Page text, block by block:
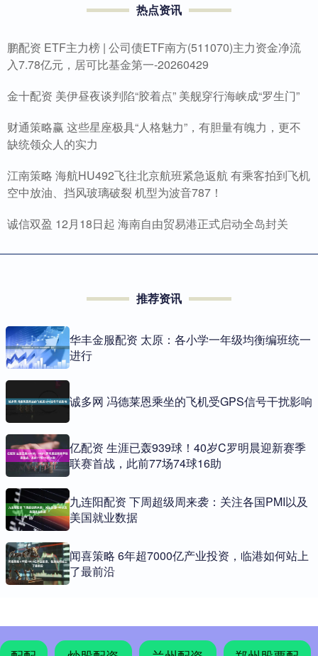
热点资讯
鹏配资 ETF主力榜 | 公司债ETF南方(511070)主力资金净流
入7.78亿元，居可比基金第一-20260429
金十配资 美伊昼夜谈判陷“胶着点” 美舰穿行海峡成“罗生门”
财通策略赢 这些星座极具“人格魅力”，有胆量有魄力，更不
缺统领众人的实力
江南策略 海航HU492飞往北京航班紧急返航 有乘客拍到飞机
空中放油、挡风玻璃破裂 机型为波音787！
诚信双盈 12月18日起 海南自由贸易港正式启动全岛封关
推荐资讯
华丰金服配资 太原：各小学一年级均衡编班统一
进行
诚多网 冯德莱恩乘坐的飞机受GPS信号干扰影响
亿配资 生涯已轰939球！40岁C罗明晨迎新赛季
联赛首战，此前77场74球16助
九连阳配资 下周超级周来袭：关注各国PMI以及
美国就业数据
闻喜策略 6年超7000亿产业投资，临港如何站上
了最前沿